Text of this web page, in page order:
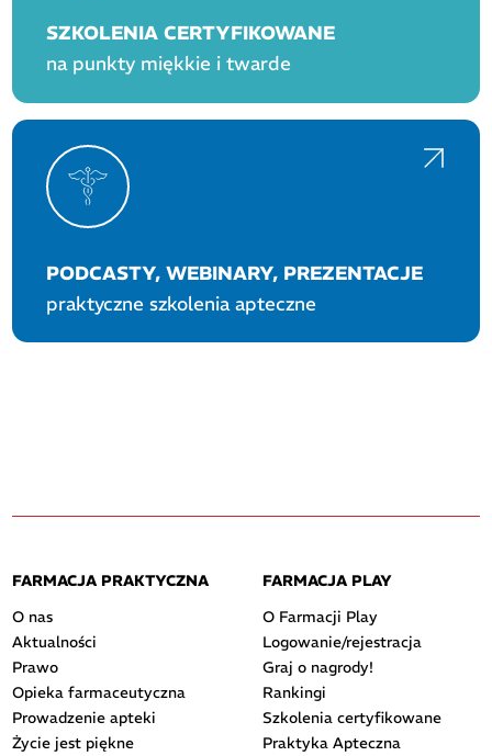
SZKOLENIA CERTYFIKOWANE
na punkty miękkie i twarde
PODCASTY, WEBINARY, PREZENTACJE
praktyczne szkolenia apteczne
FARMACJA PRAKTYCZNA
O nas
Aktualności
Prawo
Opieka farmaceutyczna
Prowadzenie apteki
Życie jest piękne
FARMACJA PLAY
O Farmacji Play
Logowanie/rejestracja
Graj o nagrody!
Rankingi
Szkolenia certyfikowane
Praktyka Apteczna